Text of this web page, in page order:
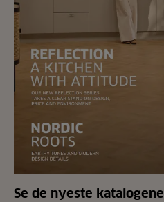
Se de nyeste katalogene